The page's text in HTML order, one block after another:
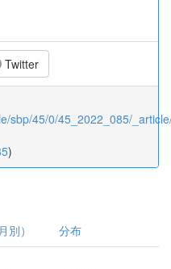
Twitter
sbp/45/0/45_2022_085/
)
別） 分布